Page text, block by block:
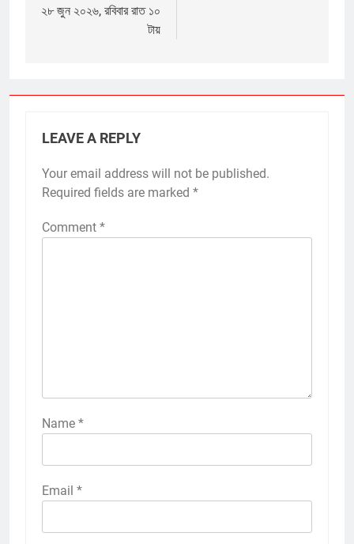
২৮ জুন ২০২৬, রবিবার রাত ১০
টায়
LEAVE A REPLY
Your email address will not be published.
Required fields are marked *
Comment *
Name *
Email *